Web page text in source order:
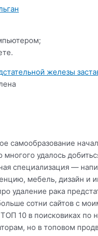
удалось
специализация —
мебель, дизайн и
удаление рака
сотни сайтов с
10 в поисковиках
но в топовом